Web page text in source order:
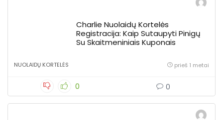
Charlie Nuolaidų Kortelės
Registracija: Kaip Sutaupyti Pinigų
Su Skaitmeniniais Kuponais
NUOLAIDŲ KORTELĖS prieš 1 metai
0 0